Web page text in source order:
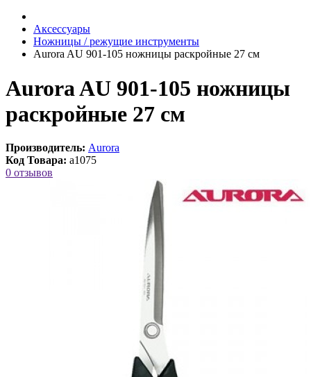
Аксессуары
Ножницы / режущие инструменты
Aurora AU 901-105 ножницы раскройные 27 см
Aurora AU 901-105 ножницы
раскройные 27 см
Производитель: Aurora
Код Товара: a1075
0 отзывов